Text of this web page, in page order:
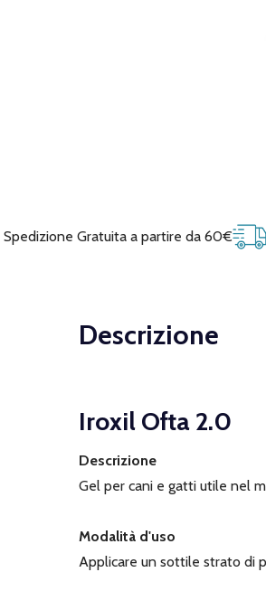
Spedizione Gratuita a partire da 60€
Descrizione
Iroxil Ofta 2.0
Descrizione
Gel per cani e gatti utile nel
Modalità d'uso
Applicare un sottile strato di